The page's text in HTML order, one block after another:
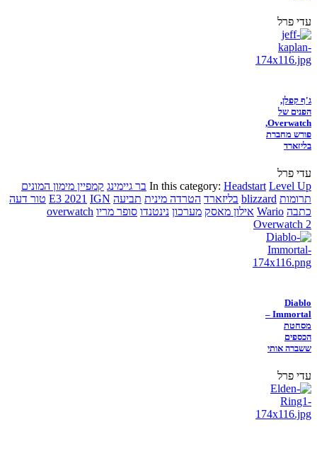
עדי פרל
ג'ף קפלן,
הפנים של
Overwatch,
פורש מחברת
בליזארד
עדי פרל
In this category: Headstart Level Up בר גיימינג קמפיין מימון המונים
תרומות blizzard בליזארד הטרדה מינית תביעה E3 2021 IGN
טור דעה
כתבה Wario אילון מאסק מערכון נינטנדו סופר מריו overwatch
Overwatch 2
Diablo
Immortal –
מסחטת
הכספים
ששברה אותי
עדי פרל